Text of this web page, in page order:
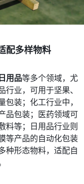
配多样物料
用品等多个领域，尤
业，可用于坚果、
装；化工行业中，
品包装；医药领域可
料等；日用品行业则
等产品的自动化包装
种形态物料，适配自